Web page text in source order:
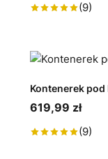
(9)
Kontenerek
619,99 zł
(9)